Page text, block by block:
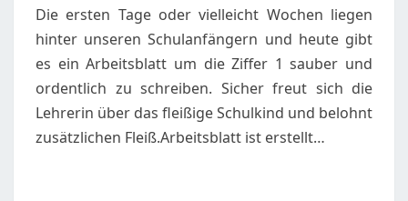
SCHREIBVORLAGE
ZUR
ZIFFER
1
Die ersten Tage oder vielleicht Wochen liegen
hinter unseren Schulanfängern und heute gibt
es ein Arbeitsblatt um die Ziffer 1 sauber und
ordentlich zu schreiben. Sicher freut sich die
Lehrerin über das fleißige Schulkind und belohnt
zusätzlichen Fleiß.Arbeitsblatt ist erstellt…